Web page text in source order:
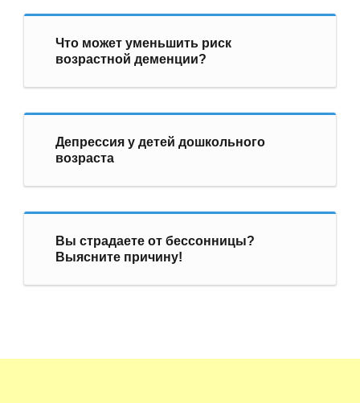
Что может уменьшить риск
возрастной деменции?
Депрессия у детей дошкольного
возраста
Вы страдаете от бессонницы?
Выясните причину!